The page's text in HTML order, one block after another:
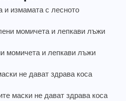
и измамата с лесното
момичета и лепкави лъжи
момичета и лепкави лъжи
не дават здрава коса
маски не дават здрава коса